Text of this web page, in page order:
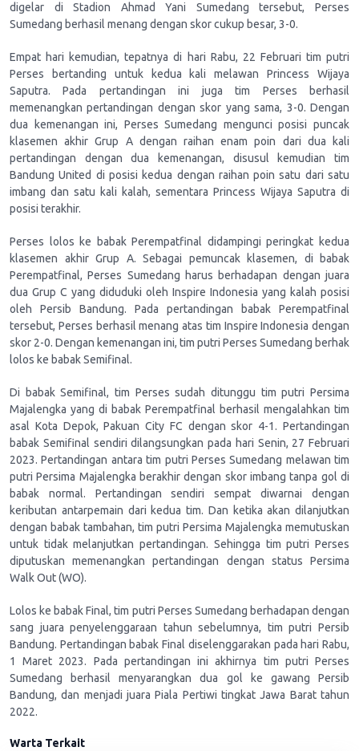
digelar di Stadion Ahmad Yani Sumedang tersebut, Perses
Sumedang berhasil menang dengan skor cukup besar, 3-0.
Empat hari kemudian, tepatnya di hari Rabu, 22 Februari tim putri
Perses bertanding untuk kedua kali melawan Princess Wijaya
Saputra. Pada pertandingan ini juga tim Perses berhasil
memenangkan pertandingan dengan skor yang sama, 3-0. Dengan
dua kemenangan ini, Perses Sumedang mengunci posisi puncak
klasemen akhir Grup A dengan raihan enam poin dari dua kali
pertandingan dengan dua kemenangan, disusul kemudian tim
Bandung United di posisi kedua dengan raihan poin satu dari satu
imbang dan satu kali kalah, sementara Princess Wijaya Saputra di
posisi terakhir.
Perses lolos ke babak Perempatfinal didampingi peringkat kedua
klasemen akhir Grup A. Sebagai pemuncak klasemen, di babak
Perempatfinal, Perses Sumedang harus berhadapan dengan juara
dua Grup C yang diduduki oleh Inspire Indonesia yang kalah posisi
oleh Persib Bandung. Pada pertandingan babak Perempatfinal
tersebut, Perses berhasil menang atas tim Inspire Indonesia dengan
skor 2-0. Dengan kemenangan ini, tim putri Perses Sumedang berhak
lolos ke babak Semifinal.
Di babak Semifinal, tim Perses sudah ditunggu tim putri Persima
Majalengka yang di babak Perempatfinal berhasil mengalahkan tim
asal Kota Depok, Pakuan City FC dengan skor 4-1. Pertandingan
babak Semifinal sendiri dilangsungkan pada hari Senin, 27 Februari
2023. Pertandingan antara tim putri Perses Sumedang melawan tim
putri Persima Majalengka berakhir dengan skor imbang tanpa gol di
babak normal. Pertandingan sendiri sempat diwarnai dengan
keributan antarpemain dari kedua tim. Dan ketika akan dilanjutkan
dengan babak tambahan, tim putri Persima Majalengka memutuskan
untuk tidak melanjutkan pertandingan. Sehingga tim putri Perses
diputuskan memenangkan pertandingan dengan status Persima
Walk Out (WO).
Lolos ke babak Final, tim putri Perses Sumedang berhadapan dengan
sang juara penyelenggaraan tahun sebelumnya, tim putri Persib
Bandung. Pertandingan babak Final diselenggarakan pada hari Rabu,
1 Maret 2023. Pada pertandingan ini akhirnya tim putri Perses
Sumedang berhasil menyarangkan dua gol ke gawang Persib
Bandung, dan menjadi juara Piala Pertiwi tingkat Jawa Barat tahun
2022.
Warta Terkait